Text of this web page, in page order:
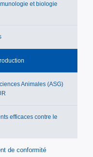
et biologie
Animales (ASG)
efficaces contre le
de conformité